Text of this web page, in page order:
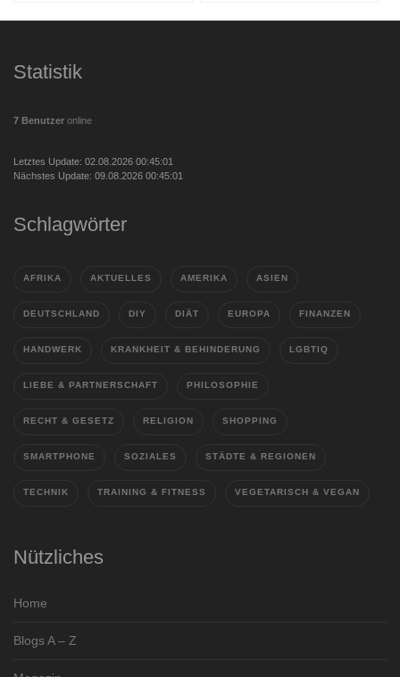
Statistik
7 Benutzer online
Letztes Update: 02.08.2026 00:45:01
Nächstes Update: 09.08.2026 00:45:01
Schlagwörter
AFRIKA AKTUELLES AMERIKA ASIEN
DEUTSCHLAND DIY DIÄT EUROPA FINANZEN
HANDWERK KRANKHEIT & BEHINDERUNG LGBTIQ
LIEBE & PARTNERSCHAFT PHILOSOPHIE
RECHT & GESETZ RELIGION SHOPPING
SMARTPHONE SOZIALES STÄDTE & REGIONEN
TECHNIK TRAINING & FITNESS VEGETARISCH & VEGAN
Nützliches
Home
Blogs A – Z